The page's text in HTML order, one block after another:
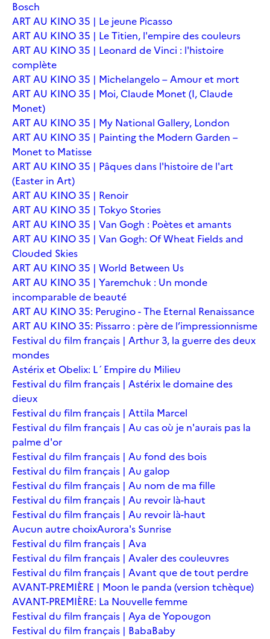
Bosch
ART AU KINO 35 | Le jeune Picasso
ART AU KINO 35 | Le Titien, l'empire des couleurs
ART AU KINO 35 | Leonard de Vinci : l'histoire
complète
ART AU KINO 35 | Michelangelo – Amour et mort
ART AU KINO 35 | Moi, Claude Monet (I, Claude
Monet)
ART AU KINO 35 | My National Gallery, London
ART AU KINO 35 | Painting the Modern Garden –
Monet to Matisse
ART AU KINO 35 | Pâques dans l'histoire de l'art
(Easter in Art)
ART AU KINO 35 | Renoir
ART AU KINO 35 | Tokyo Stories
ART AU KINO 35 | Van Gogh : Poètes et amants
ART AU KINO 35 | Van Gogh: Of Wheat Fields and
Clouded Skies
ART AU KINO 35 | World Between Us
ART AU KINO 35 | Yaremchuk : Un monde
incomparable de beauté
ART AU KINO 35: Perugino - The Eternal Renaissance
ART AU KINO 35: Pissarro : père de l’impressionnisme
Festival du film français | Arthur 3, la guerre des deux
mondes
Astérix et Obelix: L´Empire du Milieu
Festival du film français | Astérix le domaine des
dieux
Festival du film français | Attila Marcel
Festival du film français | Au cas où je n'aurais pas la
palme d'or
Festival du film français | Au fond des bois
Festival du film français | Au galop
Festival du film français | Au nom de ma fille
Festival du film français | Au revoir là-haut
Festival du film français | Au revoir là-haut
Aucun autre choixAurora's Sunrise
Festival du film français | Ava
Festival du film français | Avaler des couleuvres
Festival du film français | Avant que de tout perdre
AVANT-PREMIÈRE | Moon le panda (version tchèque)
AVANT-PREMIÈRE: La Nouvelle femme
Festival du film français | Aya de Yopougon
Festival du film français | BabaBaby